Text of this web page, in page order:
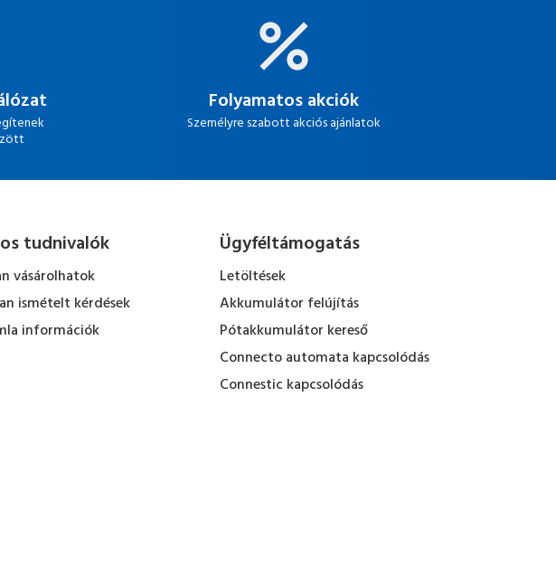
Folyamatos akciók
Személyre szabott akciós ajánlatok
tudnivalók
vásárolhatok
ismételt kérdések
információk
Ügyféltámogatás
Letöltések
Akkumulátor felújítás
Pótakkumulátor kereső
Connecto automata kapcsolódás
Connestic kapcsolódás